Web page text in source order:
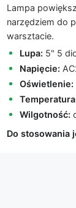
Lampa
narzędziem do
warsztacie.
Lupa: 5" 5
Napięcie:
Oświetlenie:
Wilgotność:
Do stosowania